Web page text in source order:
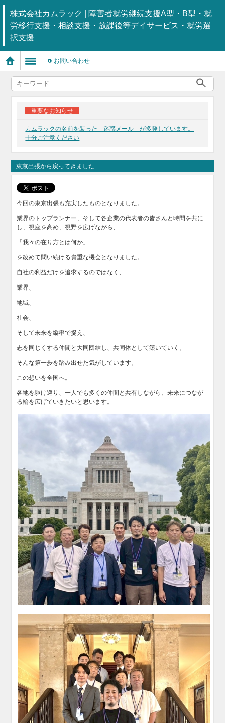
株式会社カムラック | 障害者就労継続支援A型・B型・就
労移行支援・相談支援・放課後等デイサービス・就労選
択支援
お問い合わせ
重要なお知らせ
カムラックの名前を装った「迷惑メール」が多発しています。
十分ご注意ください
東京出張から戻ってきました
今回の東京出張も充実したものとなりました。
業界のトップランナー、そして各企業の代表者の皆さんと時間を共に
し、視座を高め、視野を広げながら、
「我々の在り方とは何か」
を改めて問い続ける貴重な機会となりました。
自社の利益だけを追求するのではなく、
業界、
地域、
社会、
そして未来を縦串で捉え、
志を同じくする仲間と大同団結し、共同体として築いていく。
そんな第一歩を踏み出せた気がしています。
この想いを全国へ。
各地を駆け巡り、一人でも多くの仲間と共有しながら、未来につなが
る輪を広げていきたいと思います。